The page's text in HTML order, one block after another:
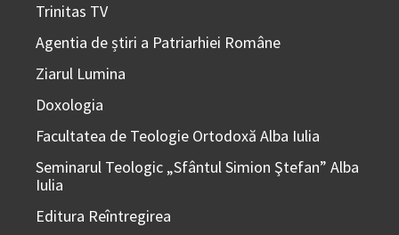
Trinitas TV
Agentia de știri a Patriarhiei Române
Ziarul Lumina
Doxologia
Facultatea de Teologie Ortodoxă Alba Iulia
Seminarul Teologic „Sfântul Simion Ştefan” Alba
Iulia
Editura Reîntregirea